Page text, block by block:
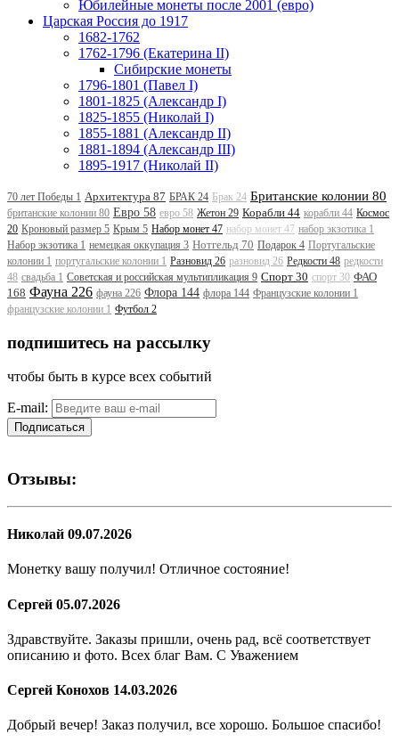
Юбилейные монеты после 2001 (евро)
Царская Россия до 1917
1682-1762
1762-1796 (Екатерина II)
Сибирские монеты
1796-1801 (Павел I)
1801-1825 (Александр I)
1825-1855 (Николай I)
1855-1881 (Александр II)
1881-1894 (Александр III)
1895-1917 (Николай II)
70 лет Победы 1 Архитектура 87 БРАК 24 Брак 24 Британские колонии 80
британские колонии 80 Евро 58 евро 58 Жетон 29 Корабли 44 корабли 44 Космос
20 Кроновый размер 5 Крым 5 Набор монет 47 набор монет 47 набор экзотика 1
Набор экзотика 1 немецкая оккупация 3 Нотгельд 70 Подарок 4 Португальские
колонии 1 португальские колонии 1 Разновид 26 разновид 26 Редкости 48 редкости
48 свадьба 1 Советская и российская мультипликация 9 Спорт 30 спорт 30 ФАО
168 Фауна 226 фауна 226 Флора 144 флора 144 Французские колонии 1
французские колонии 1 Футбол 2
подпишитесь на рассылку
чтобы быть в курсе всех событий
E-mail:
Подписаться
Отзывы:
Николай 09.07.2026
Монетку вашу получил! Отличное состояние!
Сергей 05.07.2026
Здравствуйте. Заказы пришли, очень рад, всё соответствует
описанию и фото. Всех благ Вам. С Уважением
Сергей Конохов 14.03.2026
Добрый вечер! Заказ получил, все хорошо. Большое спасибо!